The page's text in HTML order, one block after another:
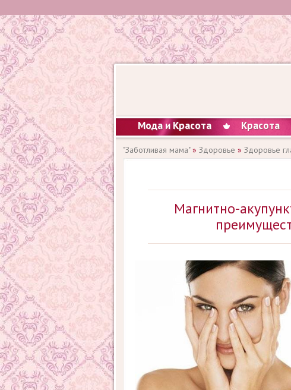
Мода и Красота Красота
"Заботливая мама"» Здоровье » Здоровье
Магнитно-